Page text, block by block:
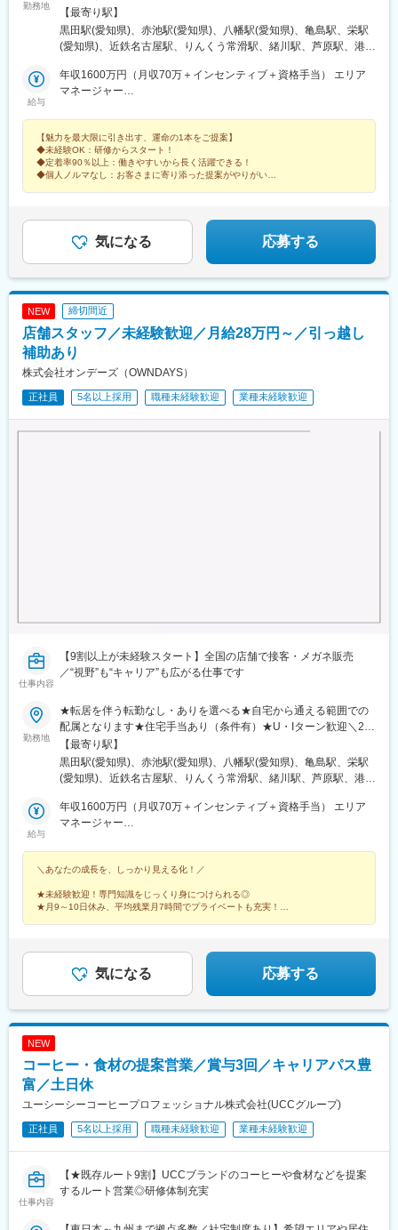
勤務地
年下期オープン！／イオンモール伊達店（福島県）西武飯能ぺぺ
店（埼玉県） ＼積極募集中店舗／新宿東口店、有楽町マルイ店、
渋谷ロフト店 他東京都内37店舗名古屋ゲートウォーク店、イオ
んばCITY店 他大阪府内15店舗＼エリアマネージャーが語る各エ
リアの魅力／★20代の若いスタッフが中心で、年齢が近いため和
流が盛んです！ （関東エリア）＜募集店舗一覧＞■東北秋田、福
島■関東東京、神奈川、千葉、埼玉、茨城、栃木■中部静岡、愛
知、岐阜、三重■北陸石川、富山、新潟■関西大阪、兵庫■中国・
四国岡山、島根■九州福岡、宮崎、長崎、佐賀、熊本、大分、鹿児
【最寄り駅】
黒田駅(愛知県)、赤池駅(愛知県)、八幡駅(愛知県)、亀島駅、栄駅
(愛知県)、近鉄名古屋駅、りんくう常滑駅、緒川駅、芦原駅、港区
中駅、上前津駅、ひたち野うしく駅、水戸駅、東海駅、岡山駅、
球場前駅(岡山県)、新加納駅、美濃青柳駅、土岐市駅、モレラ岐阜
馬総社駅、佐賀駅、虹ノ松原駅、浦和駅、さいたま新都心駅、大
宮駅(埼玉県)、浦和美園駅、南浦和駅、藤の牛島駅、小手指駅、所
沢駅、志木駅、ふかや花園駅、西川口駅、越谷レイクタウン駅、
北戸田駅、戸田公園駅、新三郷駅、朝霞駅、武蔵藤沢駅、鶴瀬
鹿児島中央駅前駅、羽後本荘駅、亀田駅、伊勢原駅、新綱島駅、
横浜駅、たまプラーザ駅、ゆめが丘駅、京急鶴見駅、鴨居駅、海
老名駅(相鉄・小田急)、大船駅、平塚駅、汐入駅、みなとみらい
駅、自動車学校前駅、野町駅、野々市駅(ＩＲいしかわ鉄道線)、宇
野気駅、森本駅、良川駅、小松駅、千葉ニュータウン中央駅、南
酒々井駅、新津田沼駅、成田駅、京成千葉駅、稲毛海岸駅、幕張
豊砂駅、南船橋駅、船橋駅、柏の葉キャンパス駅、逆井駅、南柏
駅、新浦安駅、地区センター駅、ちはら台駅、木更津駅、宇野辺
駅、りんくうタウン駅、なんば駅(南海線)、長原駅(大阪府)、高槻
駅、忍ケ丘駅、大日駅、河内天美駅、大阪難波駅、近鉄日本橋
駅、大分駅、長崎駅(長崎県)、大塔駅、大村駅(長崎県)、出雲市
県)、郡山駅(福島県)、伊達駅、別府駅(兵庫県)、西神中央駅、神戸
駅、道場南口駅、飾磨駅、浦添前田駅、てだこ浦西駅、小禄駅、
古島駅、おもろまち駅、木曽川駅、栄生駅、栄町駅(愛知県)、名古
綱島駅、新高島駅、下飯田駅、馬車道駅、海老名駅(相模線)、横須
賀駅、茅ケ崎駅、溝の口駅、川崎駅、石上駅、新静岡駅、新浜松
駅、津田沼駅、千葉駅、京成船橋駅、公園駅、茨木駅、なんば駅
(地下鉄)、高槻市駅、日本橋駅(大阪府)、梅田駅(地下鉄)、西梅田
駅、長崎駅前駅、虎ノ門駅、原宿駅、神泉駅、牛込神楽坂駅、銀
駅、九品仏駅、高松駅(東京都)、台場駅、汐留駅、新宿御苑前駅、
新宿西口駅、岩本町駅、東京駅、新秋津駅、程久保駅、春日駅(東
寿川駅、神戸駅(兵庫県)、赤嶺駅、名鉄名古屋駅、矢場町駅、西川
緑道公園駅、九条駅(京都府)、熊本城・市役所前駅、二本木口駅、
追分駅(三重県)、都通駅、高島町駅、高津駅(神奈川県)、日吉町
駅、第一通り駅、京成津田沼駅、栄町駅(千葉県)、東海神駅、井野
駅、上野御徒町駅、奥沢駅、泉体育館駅、東京国際クルーズター
ミナル駅、内幸町駅、西武新宿駅、淡路町駅、二重橋前駅、水道
橋駅、立川南駅、天神南駅、旦過駅、三宮駅(神戸新交通)、西元町
給与
年収1600万円（月収70万＋インセンティブ＋資格手当） エリア
マネージャー
社歴5年
【魅力を最大限に引き出す、運命の1本をご提案】
◆未経験OK：研修からスタート！
◆定着率90％以上：働きやすいから長く活躍できる！
◆個人ノルマなし：お客さまに寄り添った提案がやりがいに
気になる 応募する
NEW 締切間近
店舗スタッフ／未経験歓迎／月給28万円～／引っ越し
補助あり
株式会社オンデーズ（OWNDAYS）
正社員 5名以上採用 職種未経験歓迎 業種未経験歓迎
仕事内容
【9割以上が未経験スタート】全国の店舗で接客・メガネ販売
／“視野”も“キャリア”も広がる仕事です
勤務地
★転居を伴う転勤なし・ありを選べる★自宅から通える範囲での
配属となります★住宅手当あり（条件有）★U・Iターン歓迎＼26
年下期オープン！／イオンモール伊達店（福島県）西武飯能ぺぺ
店（埼玉県） ＼積極募集中店舗／新宿東口店、有楽町マルイ店、
渋谷ロフト店 他東京都内37店舗名古屋ゲートウォーク店、イオ
んばCITY店 他大阪府内15店舗＼エリアマネージャーが語る各エ
リアの魅力／★20代の若いスタッフが中心で、年齢が近いため和
流が盛んです！ （関東エリア）＜募集店舗一覧＞■東北秋田、福
島■関東東京、神奈川、千葉、埼玉、茨城、栃木■中部静岡、愛
知、岐阜、三重■北陸石川、富山、新潟■関西大阪、兵庫■中国・
四国岡山、島根■九州福岡、宮崎、長崎、佐賀、熊本、大分、鹿児
【最寄り駅】
黒田駅(愛知県)、赤池駅(愛知県)、八幡駅(愛知県)、亀島駅、栄駅
(愛知県)、近鉄名古屋駅、りんくう常滑駅、緒川駅、芦原駅、港区
中駅、上前津駅、ひたち野うしく駅、水戸駅、東海駅、岡山駅、
球場前駅(岡山県)、新加納駅、美濃青柳駅、土岐市駅、モレラ岐阜
馬総社駅、佐賀駅、虹ノ松原駅、浦和駅、さいたま新都心駅、大
宮駅(埼玉県)、浦和美園駅、南浦和駅、藤の牛島駅、小手指駅、所
沢駅、志木駅、ふかや花園駅、西川口駅、越谷レイクタウン駅、
北戸田駅、戸田公園駅、新三郷駅、朝霞駅、武蔵藤沢駅、鶴瀬
鹿児島中央駅前駅、羽後本荘駅、亀田駅、伊勢原駅、新綱島駅、
横浜駅、たまプラーザ駅、ゆめが丘駅、京急鶴見駅、鴨居駅、海
酒々井駅、新津田沼駅、成田駅、京成千葉駅、稲毛海岸駅、幕張
豊砂駅、南船橋駅、船橋駅、柏の葉キャンパス駅、逆井駅、南柏
駅、新浦安駅、地区センター駅、ちはら台駅、木更津駅、宇野辺
駅、忍ケ丘駅、大日駅、河内天美駅、大阪難波駅、近鉄日本橋
駅、高浜駅(島根県)、松江駅、辰巳駅、虎ノ門ヒルズ駅、国分寺
駅、明治神宮前駅、渋谷駅、飯田橋駅、有楽町駅、京成上野駅、
駅、赤羽駅、自由が丘駅、学芸大学駅、立飛駅、大泉学園駅、南
給与
年収1600万円（月収70万＋インセンティブ＋資格手当） エリア
マネージャー
社歴5年
＼あなたの成長を、しっかり見える化！／
★未経験歓迎！専門知識をじっくり身につけられる◎
★月9～10日休み、平均残業月7時間でプライベートも充実！
気になる 応募する
NEW
コーヒー・食材の提案営業／賞与3回／キャリアパス豊
富／土日休
ユーシーシーコーヒープロフェッショナル株式会社(UCCグループ)
正社員 5名以上採用 職種未経験歓迎 業種未経験歓迎
仕事内容
【★既存ルート9割】UCCブランドのコーヒーや食材などを提案
するルート営業◎研修体制充実